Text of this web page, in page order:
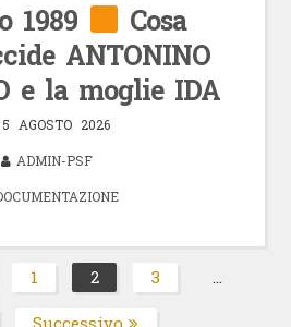
1989
Cosa
ANTONINO
e la moglie IDA
5 AGOSTO 2026
ADMIN-PSF
Pagina
1 Pagina
2 Pagina
3 …
Successivo